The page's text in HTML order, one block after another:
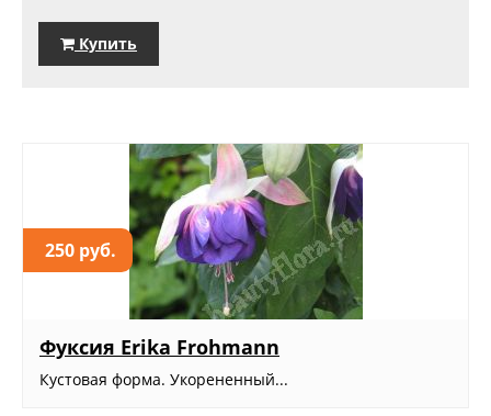
Купить
250 руб.
Фуксия Erika Frohmann
Кустовая форма. Укорененный...